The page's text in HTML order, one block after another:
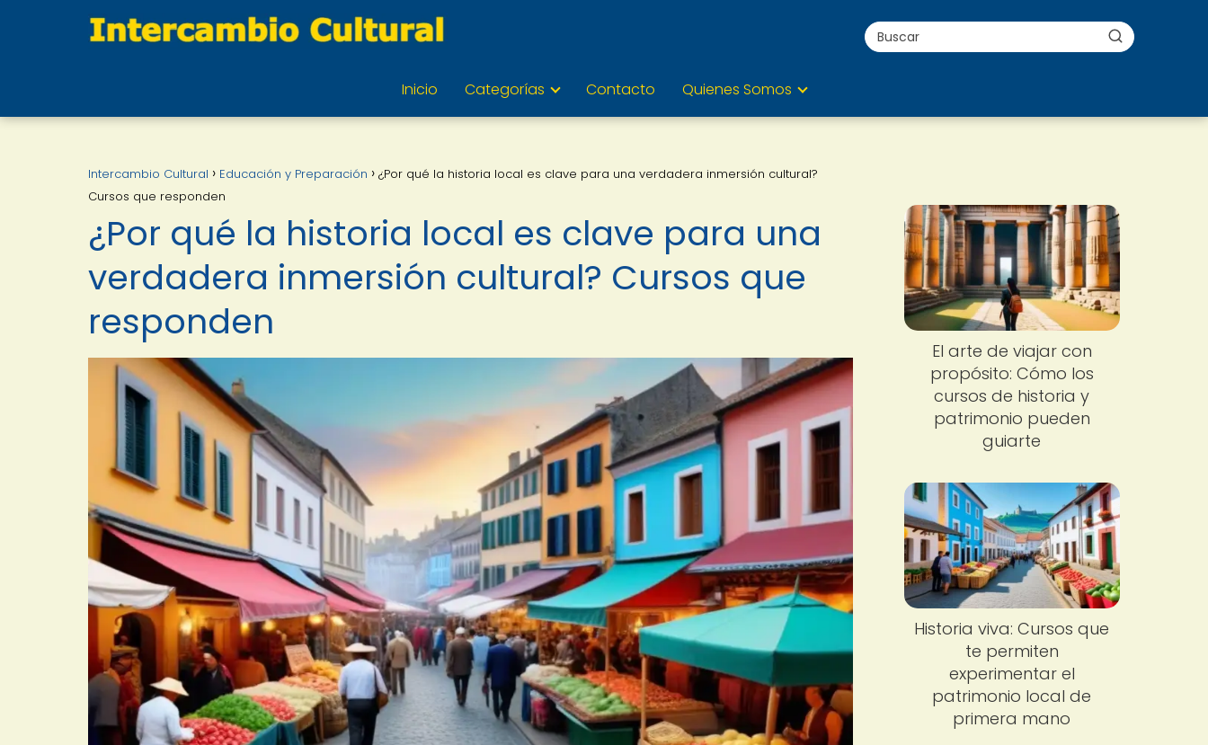
Inicio Categorías Contacto Quienes Somos
Intercambio Cultural Educación y Preparación
¿Por qué la historia local es clave para una verdadera inmersión cultural?
Cursos que responden
¿Por qué la historia local es clave para una
verdadera inmersión cultural? Cursos que
responden
El arte de viajar con
propósito: Cómo los
cursos de historia y
patrimonio pueden
guiarte
Historia viva: Cursos que
te permiten
experimentar el
patrimonio local de
primera mano